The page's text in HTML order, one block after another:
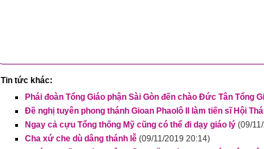
Tin tức khác:
Phái đoàn Tổng Giáo phận Sài Gòn đến chào Đức Tân Tổng
Đề nghị tuyên phong thánh Gioan Phaolô II làm tiến sĩ Hội
Ngay cả cựu Tổng thống Mỹ cũng có thể đi dạy giáo lý (09/
Cha xứ che dù dâng thánh lễ (09/11/2019 20:14)